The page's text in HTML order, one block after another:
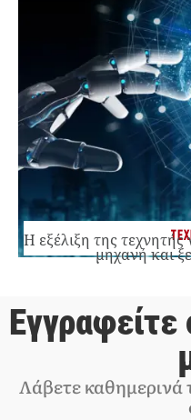
Η εξέλιξη της
μηχανή και
Λάβετε